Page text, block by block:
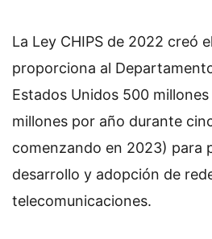
La Ley CHIPS de 2022 creó
proporciona al
Estados Unidos 500
millones por año durante
comenzando en 2023) para
desarrollo y adopción de
telecomunicaciones.